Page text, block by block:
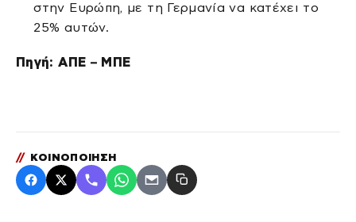
στην Ευρώπη, με τη Γερμανία να κατέχει το
25% αυτών.
Πηγή: ΑΠΕ – ΜΠΕ
// ΚΟΙΝΟΠΟΙΗΣΗ